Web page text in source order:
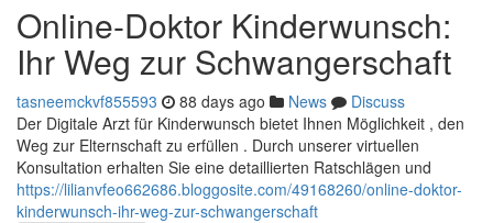
Online-Doktor Kinderwunsch:
Ihr Weg zur Schwangerschaft
tasneemckvf855593 88 days ago News
Discuss
Der Digitale Arzt für Kinderwunsch bietet Ihnen Möglichkeit , den
Weg zur Elternschaft zu erfüllen . Durch unserer virtuellen
Konsultation erhalten Sie eine detaillierten Ratschlägen und
https://lilianvfeo662686.bloggosite.com/49168260/online-doktor-
kinderwunsch-ihr-weg-zur-schwangerschaft